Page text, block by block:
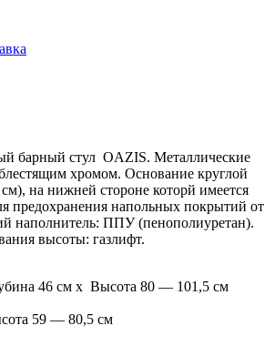
барный стул OAZIS. Металлические
хромом. Основание круглой
на нижней стороне которй имеется
предохранения напольных покрытий от
наполнитель: ППУ (пенополиуретан).
высоты: газлифт.
46 см x Высота 80 — 101,5 см
59 — 80,5 см